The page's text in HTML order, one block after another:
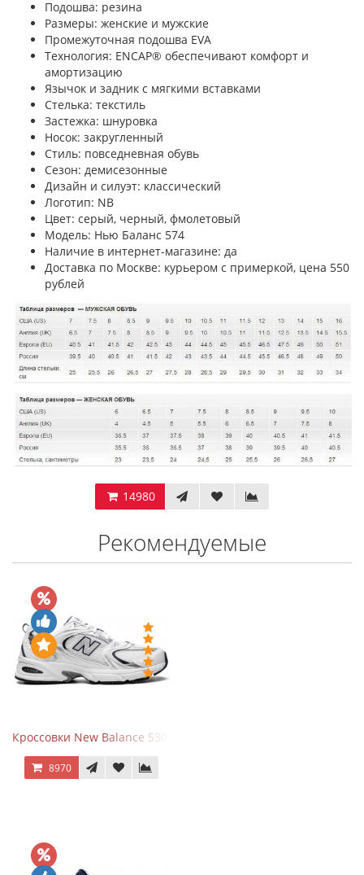
Подошва: резина
Размеры: женские и мужские
Промежуточная подошва EVA
Технология: ENCAP® обеспечивают комфорт и
амортизацию
Язычок и задник с мягкими вставками
Стелька: текстиль
Застежка: шнуровка
Носок: закругленный
Стиль: повседневная обувь
Сезон: демисезонные
Дизайн и силуэт: классический
Логотип: NB
Цвет: серый, черный, фмолетовый
Модель: Нью Баланс 574
Наличие в интернет-магазине: да
Доставка по Москве: курьером с примеркой, цена 550
рублей
14980
Рекомендуемые
Кроссовки New Balance 530 White Silver Navy
8970